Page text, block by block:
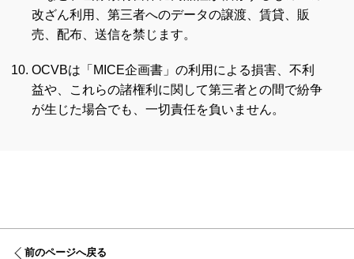
改ざん利用、第三者へのデータの譲渡、賃貸、販
売、配布、送信を禁じます。
OCVBは「MICE企画書」の利用による損害、不利
益や、これらの諸権利に関して第三者との間で紛争
が生じた場合でも、一切責任を負いません。
前のページへ戻る